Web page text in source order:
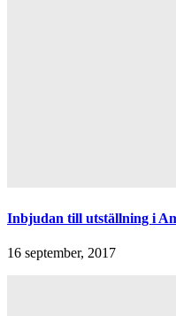
Inbjudan till utställning i
16 september, 2017